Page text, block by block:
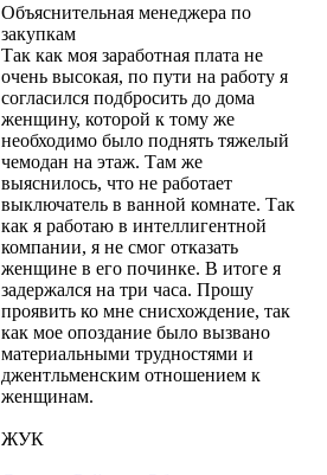
Объяснительная менеджера по
закупкам
Так как моя заработная плата не
очень высокая, по пути на работу я
согласился подбросить до дома
женщину, которой к тому же
необходимо было поднять тяжелый
чемодан на этаж. Там же
выяснилось, что не работает
выключатель в ванной комнате. Так
как я работаю в интеллигентной
компании, я не смог отказать
женщине в его починке. В итоге я
задержался на три часа. Прошу
проявить ко мне снисхождение, так
как мое опоздание было вызвано
материальными трудностями и
джентльменским отношением к
женщинам.
ЖУК